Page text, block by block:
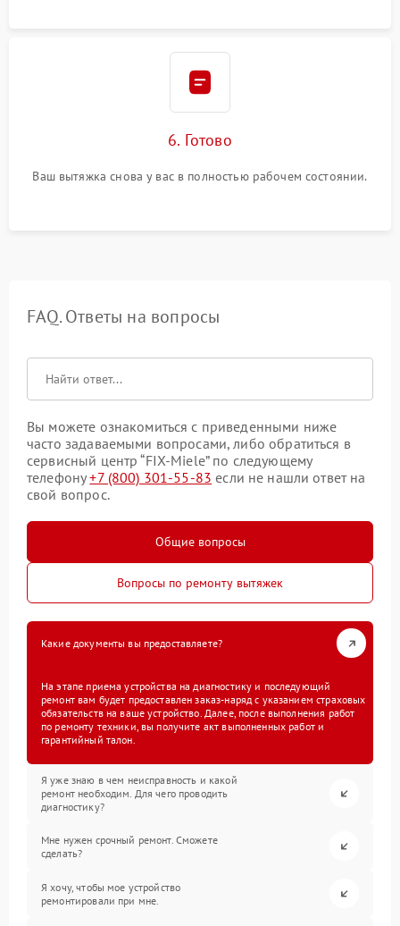
6. Готово
Ваш вытяжка снова у вас в полностью рабочем состоянии.
FAQ. Ответы на вопросы
Вы можете ознакомиться с приведенными ниже
часто задаваемыми вопросами, либо обратиться в
сервисный центр “FIX-Miele” по следующему
телефону+7 (800) 301-55-83 если не нашли ответ на
свой вопрос.
Общие вопросы
Вопросы по ремонту вытяжек
Какие документы вы предоставляете?
На этапе приема устройства на диагностику и последующий
ремонт вам будет предоставлен заказ-наряд с указанием страховых
обязательств на ваше устройство. Далее, после выполнения работ
по ремонту техники, вы получите акт выполненных работ и
гарантийный талон.
Я уже знаю в чем неисправность и какой
ремонт необходим. Для чего проводить
диагностику?
Мне нужен срочный ремонт. Сможете
сделать?
Я хочу, чтобы мое устройство
ремонтировали при мне.